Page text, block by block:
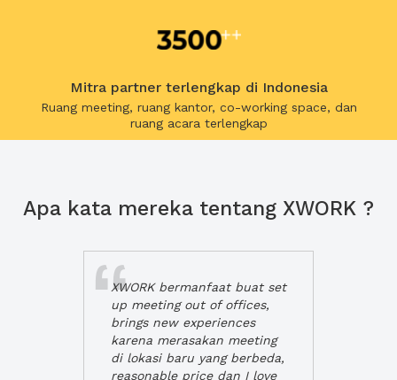
Mitra partner terlengkap di Indonesia
Ruang meeting, ruang kantor, co-working space, dan
ruang acara terlengkap
Apa kata mereka tentang XWORK ?
XWORK bermanfaat buat set
up meeting out of offices,
brings new experiences
karena merasakan meeting
di lokasi baru yang berbeda,
reasonable price dan I love